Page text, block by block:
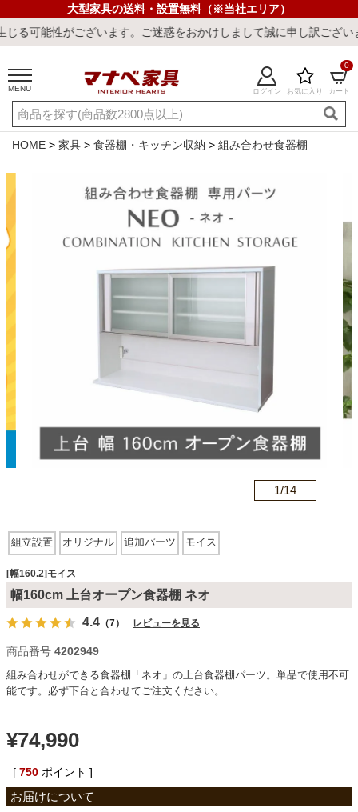
大型家具の送料・設置無料（※当社エリア）
す。ご迷惑をおかけしまして誠に申し訳ございません。
MENU ログイン お気に入り カート
0
ご利用ガイド 新規会員登録
店舗一覧 閲覧履歴
キーワード・商品番号で探す
冷感ラグ 冷感寝具 ワークデスク ウィルトンラ
ソファ
ダイニングテーブル・セット
椅子・チェア
食器棚・キッチン収納
ベッド
収納家具
HOME 家具 食器棚・キッチン収納 組み合わせ食器棚
1/14
組立設置 オリジナル 追加パーツ モイス
[幅160.2]モイス
幅160cm 上台オープン食器棚 ネオ
4.4 （7） レビューを見る
商品番号 4202949
組み合わせができる食器棚「ネオ」の上台食器棚パーツ。単品で使用不可
能です。必ず下台と合わせてご注文ください。
¥74,990
[ 750 ポイント ]